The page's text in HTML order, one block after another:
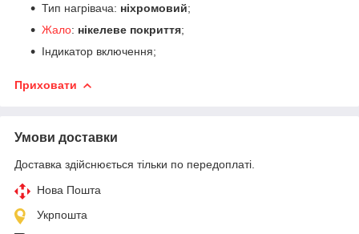
Тип нагрівача: ніхромовий;
Жало: нікелеве покриття;
Індикатор включення;
Приховати
Умови доставки
Доставка здійснюється тільки по передоплаті.
Нова Пошта
Укрпошта